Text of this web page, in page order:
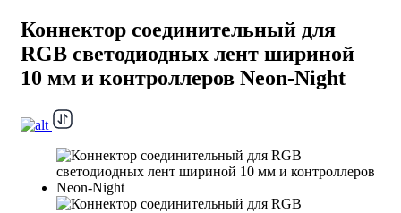
Коннектор соединительный для
RGB светодиодных лент шириной
10 мм и контроллеров Neon-Night